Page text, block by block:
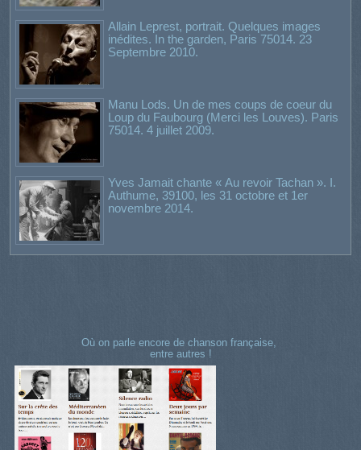
Allain Leprest, portrait. Quelques images
inédites. In the garden, Paris 75014. 23
Septembre 2010.
Manu Lods. Un de mes coups de coeur du
Loup du Faubourg (Merci les Louves). Paris
75014. 4 juillet 2009.
Yves Jamait chante « Au revoir Tachan ». I.
Authume, 39100, les 31 octobre et 1er
novembre 2014.
Où on parle encore de chanson française,
entre autres !